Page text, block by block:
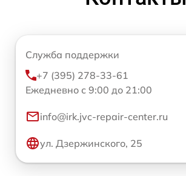
Служба поддержки
+7 (395) 278-33-61
Ежедневно с 9:00 до 21:00
info@irk.jvc-repair-center.ru
ул. Дзержинского, 25